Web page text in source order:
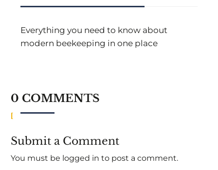
Everything you need to know about
modern beekeeping in one place
0 COMMENTS
Submit a Comment
You must be logged in to post a comment.